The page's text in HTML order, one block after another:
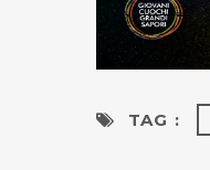
TAG :